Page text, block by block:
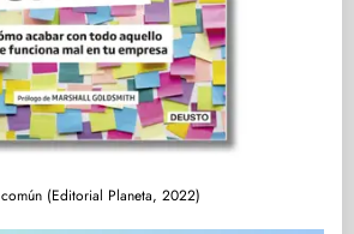
(Editorial Planeta, 2022)